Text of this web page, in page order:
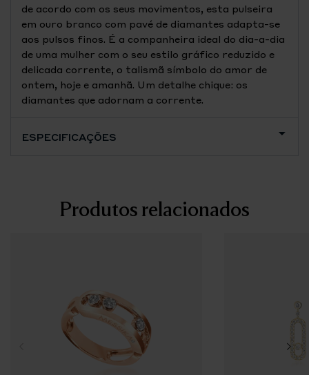
de acordo com os seus movimentos, esta pulseira
em ouro branco com pavé de diamantes adapta-se
aos pulsos finos. É a companheira ideal do dia-a-dia
de uma mulher com o seu estilo gráfico reduzido e
delicada corrente, o talismã símbolo do amor de
ontem, hoje e amanhã. Um detalhe chique: os
diamantes que adornam a corrente.
ESPECIFICAÇÕES
Produtos relacionados